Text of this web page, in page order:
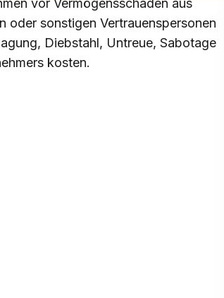
vor Vermögensschäden aus
oder sonstigen Vertrauenspersonen
Diebstahl, Untreue, Sabotage
kosten.